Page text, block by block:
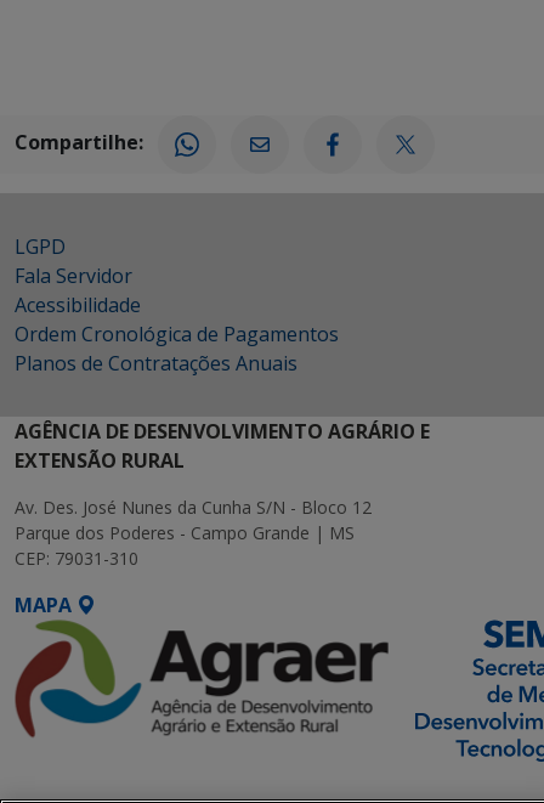
Compartilhe:
LGPD
Fala Servidor
Acessibilidade
Ordem Cronológica de Pagamentos
Planos de Contratações Anuais
AGÊNCIA DE DESENVOLVIMENTO AGRÁRIO E
EXTENSÃO RURAL
Av. Des. José Nunes da Cunha S/N - Bloco 12
Parque dos Poderes - Campo Grande | MS
CEP: 79031-310
MAPA